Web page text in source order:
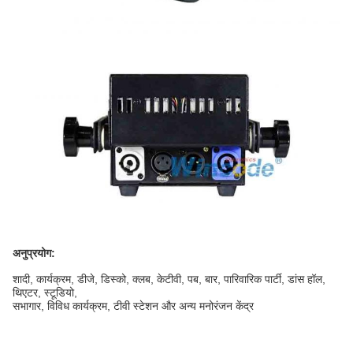
अनुप्रयोग:
शादी, कार्यक्रम, डीजे, डिस्को, क्लब, केटीवी, पब, बार, पारिवारिक पार्टी, डांस हॉल,
थिएटर, स्टूडियो,
सभागार, विविध कार्यक्रम, टीवी स्टेशन और अन्य मनोरंजन केंद्र